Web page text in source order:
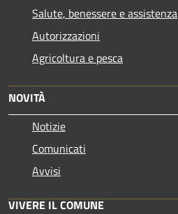
Salute, benessere e assistenza
Autorizzazioni
Agricoltura e pesca
NOVITÀ
Notizie
Comunicati
Avvisi
VIVERE IL COMUNE